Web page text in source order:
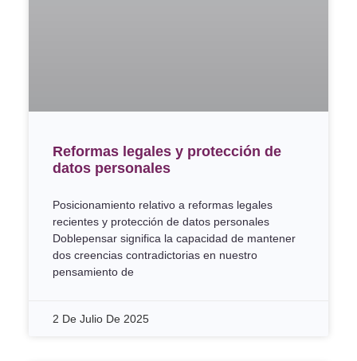
Reformas legales y protección de
datos personales
Posicionamiento relativo a reformas legales
recientes y protección de datos personales
Doblepensar significa la capacidad de mantener
dos creencias contradictorias en nuestro
pensamiento de
2 De Julio De 2025